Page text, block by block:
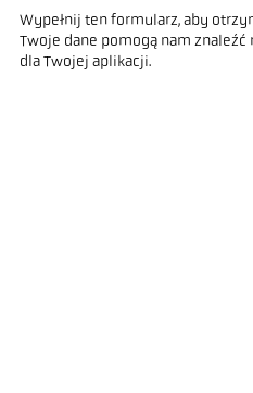
Wypełnij ten formularz, aby
Twoje dane pomogą nam
dla Twojej aplikacji.